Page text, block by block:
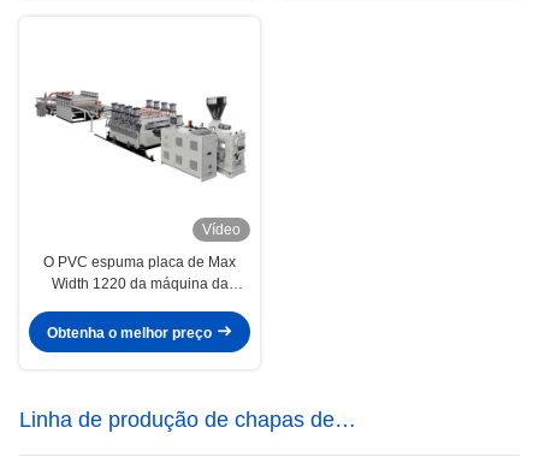
Vídeo
O PVC espuma placa de Max
Width 1220 da máquina da
máquina 400kg/H
Obtenha o melhor preço
Linha de produção de chapas de
mármore de PVC